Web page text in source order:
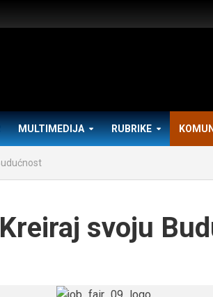
MULTIMEDIJA RUBRIKE
svoju